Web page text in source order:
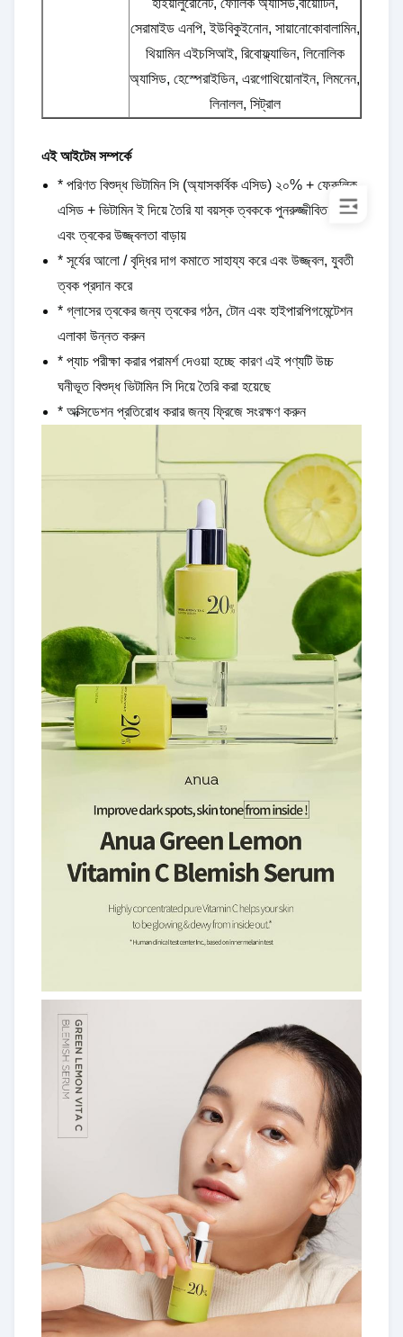
হাইয়ালুরোনেট, ফোলিক অ্যাসিড,বায়োটিন,
সেরামাইড এনপি, ইউবিকুইনোন, সায়ানোকোবালামিন,
থিয়ামিন এইচসিআই, রিবোফ্ল্যাভিন, লিনোলিক
অ্যাসিড, হেস্পেরাইডিন, এরগোথিয়োনাইন, লিমনেন,
লিনালল, সিট্রাল
এই আইটেম সম্পর্কে
* পরিণত বিশুদ্ধ ভিটামিন সি (অ্যাসকর্বিক এসিড) ২০% + ফেরুলিক
এসিড + ভিটামিন ই দিয়ে তৈরি যা বয়স্ক ত্বককে পুনরুজ্জীবিত করে
এবং ত্বকের উজ্জ্বলতা বাড়ায়
* সূর্যের আলো / বৃদ্ধির দাগ কমাতে সাহায্য করে এবং উজ্জ্বল, যুবতী
ত্বক প্রদান করে
* গ্লাসের ত্বকের জন্য ত্বকের গঠন, টোন এবং হাইপারপিগমেন্টেশন
এলাকা উন্নত করুন
* প্যাচ পরীক্ষা করার পরামর্শ দেওয়া হচ্ছে কারণ এই পণ্যটি উচ্চ
ঘনীভূত বিশুদ্ধ ভিটামিন সি দিয়ে তৈরি করা হয়েছে
* অক্সিডেশন প্রতিরোধ করার জন্য ফ্রিজে সংরক্ষণ করুন